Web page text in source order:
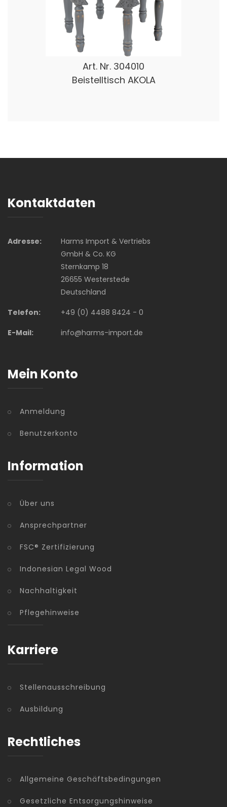
Art. Nr. 304010
Beistelltisch AKOLA
Kontaktdaten
Adresse:
Harms Import & Vertriebs
GmbH & Co. KG
Sternkamp 18
26655 Westerstede
Deutschland
Telefon:
+49 (0) 4488 8424 - 0
E-Mail:
info@harms-import.de
Mein Konto
Anmeldung
Benutzerkonto
Information
Über uns
Ansprechpartner
FSC® Zertifizierung
Indonesian Legal Wood
Nachhaltigkeit
Pflegehinweise
Karriere
Stellenausschreibung
Ausbildung
Rechtliches
Allgemeine Geschäftsbedingungen
Gesetzliche Entsorgungshinweise